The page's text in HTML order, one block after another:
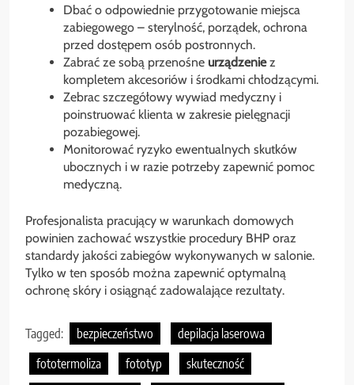
Dbać o odpowiednie przygotowanie miejsca
zabiegowego – sterylność, porządek, ochrona
przed dostępem osób postronnych.
Zabrać ze sobą przenośne urządzeniez
kompletem akcesoriów i środkami chłodzącymi.
Zebrac szczegółowy wywiad medyczny i
poinstruować klienta w zakresie pielęgnacji
pozabiegowej.
Monitorować ryzyko ewentualnych skutków
ubocznych i w razie potrzeby zapewnić pomoc
medyczną.
Profesjonalista pracujący w warunkach domowych
powinien zachować wszystkie procedury BHP oraz
standardy jakości zabiegów wykonywanych w salonie.
Tylko w ten sposób można zapewnić optymalną
ochronę skóry i osiągnąć zadowalające rezultaty.
Tagged: bezpieczeństwo
depilacja laserowa
fototermoliza
fototyp
skuteczność